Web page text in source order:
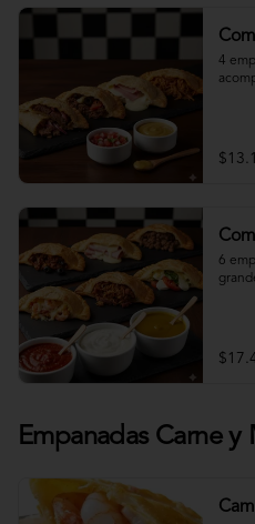
4
6
Empanadas Carne y